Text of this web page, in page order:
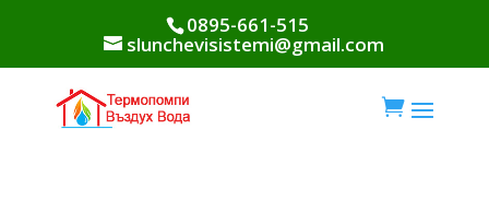
0895-661-515
slunchevisistemi@gmail.com
